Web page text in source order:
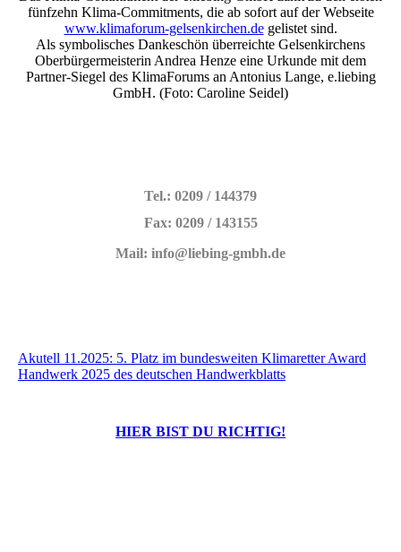
fünfzehn Klima-Commitments, die ab sofort auf der Webseite
www.klimaforum-gelsenkirchen.degelistet sind.
Als symbolisches Dankeschön überreichte Gelsenkirchens
Oberbürgermeisterin Andrea Henze eine Urkunde mit dem
Partner-Siegel des KlimaForums an Antonius Lange, e.liebing
GmbH. (Foto: Caroline Seidel)
Tel.: 0209 / 144379
Fax: 0209 / 143155
Mail: info@liebing-gmbh.de
Akutell 11.2025: 5. Platz im bundesweiten Klimaretter Award
Handwerk 2025 des deutschen Handwerkblatts
HIER BIST DU RICHTIG!